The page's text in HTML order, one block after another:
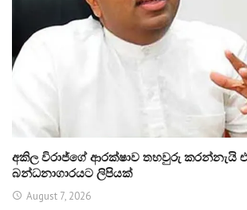
අකිල විරාජ්ගේ ආරක්ෂාව තහවුරු කරන්නැයි
බන්ධනාගාරයට ලිපියක්
August 7, 2026